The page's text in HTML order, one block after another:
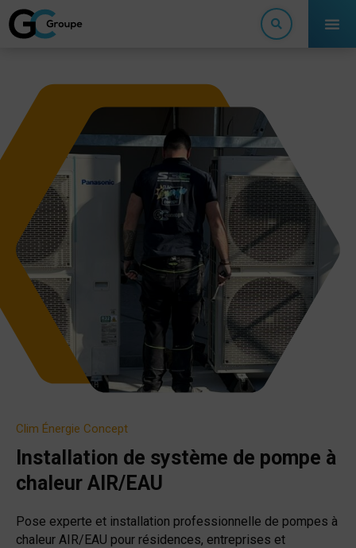
Clim Énergie Concept
Installation de système de pompe à
chaleur AIR/EAU
Pose experte et installation professionnelle de pompes à
chaleur AIR/EAU pour résidences, entreprises et